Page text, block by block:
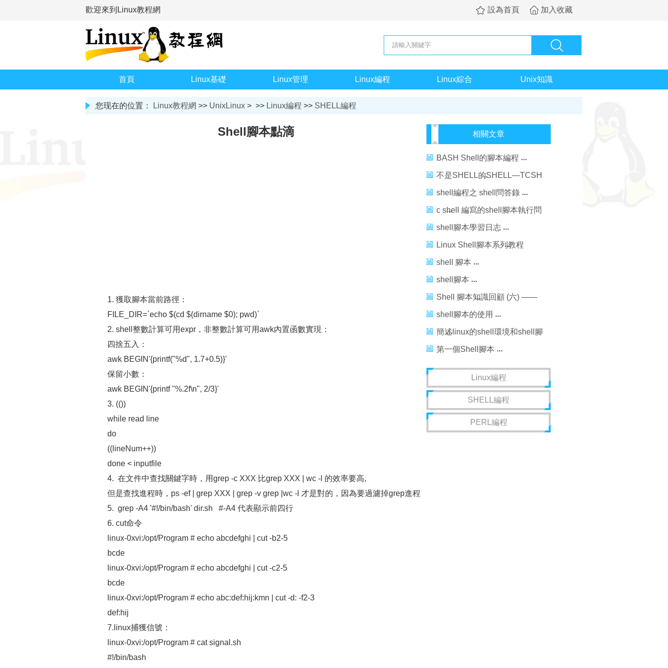
歡迎來到Linux教程網 設為首頁 加入收藏
首頁 Linux基礎 Linux管理 Linux編程 Linux綜合 Unix知識
您现在的位置： Linux教程網 >> UnixLinux > >> Linux編程 >> SHELL編程
Shell腳本點滴
1. 獲取腳本當前路徑：
FILE_DIR=`echo $(cd $(dirname $0); pwd)`
2. shell整數計算可用expr，非整數計算可用awk內置函數實現：
四捨五入：
awk BEGIN'{printf("%d", 1.7+0.5)}'
保留小數：
awk BEGIN'{printf "%.2f\n", 2/3}'
3. (())
while read line
do
((lineNum++))
done < inputfile
4. 在文件中查找關鍵字時，用grep -c XXX 比grep XXX | wc -l 的效率要高,
但是查找進程時，ps -ef | grep XXX | grep -v grep |wc -l 才是對的，因為要過濾掉grep進程
5. grep -A4 '#!/bin/bash' dir.sh #-A4 代表顯示前四行
6. cut命令
linux-0xvi:/opt/Program # echo abcdefghi | cut -b2-5
bcde
linux-0xvi:/opt/Program # echo abcdefghi | cut -c2-5
bcde
linux-0xvi:/opt/Program # echo abc:def:hij:kmn | cut -d: -f2-3
def:hij
7.linux捕獲信號：
linux-0xvi:/opt/Program # cat signal.sh
#!/bin/bash
相關文章
BASH Shell的腳本編程
不是SHELL的SHELL—TCSH
SHELL 編程
shell編程之 shell問答錄
c shell 編寫的shell腳本執行問
題
shell腳本學習日志
Linux Shell腳本系列教程
（一）：Shell入門
shell 腳本
shell腳本
Shell 腳本知識回顧 (六) ——
Shell 函數
shell腳本的使用
簡述linux的shell環境和shell腳
本
第一個Shell腳本
Linux編程
SHELL編程
PERL編程